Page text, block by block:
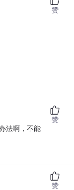
赞
法啊，不能
赞
赞